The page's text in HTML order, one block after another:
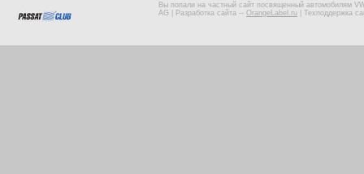
Вы попали на частный сайт посвященный автомобилям
AG |
Разработка сайта -- OrangeLabel.ru Техподдержка